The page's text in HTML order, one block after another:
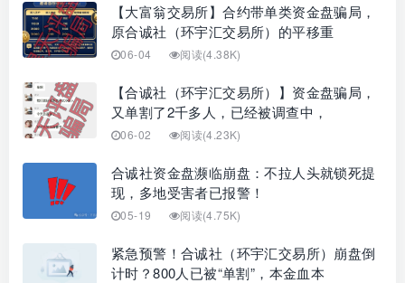
【大富翁交易所】合约带单类资金盘骗局，
原合诚社（环宇汇交易所）的平移重
06-04 阅读(4.38K)
【合诚社（环宇汇交易所）】资金盘骗局，
又单割了2千多人，已经被调查中，
06-02 阅读(4.23K)
合诚社资金盘濒临崩盘：不拉人头就锁死提
现，多地受害者已报警！
05-19 阅读(4.75K)
紧急预警！合诚社（环宇汇交易所）崩盘倒
计时？800人已被“单割”，本金血本